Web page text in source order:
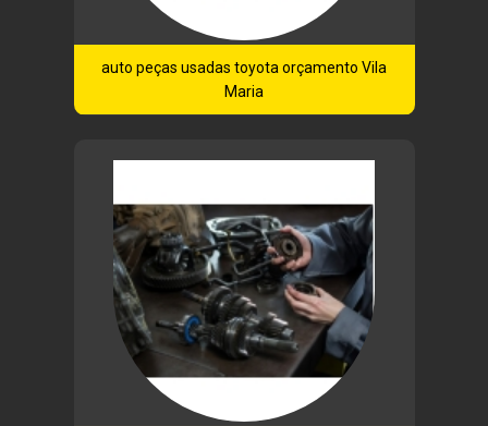
auto peças usadas toyota orçamento Vila
Maria